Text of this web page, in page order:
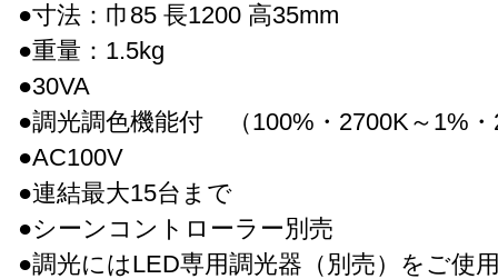
●寸法：巾85 長1200 高35mm
●重量：1.5kg
●30VA
●調光調色機能付 （100%・2700K～1%・
●AC100V
●連結最大15台まで
●シーンコントローラー別売
●調光にはLED専用調光器（別売）をご使